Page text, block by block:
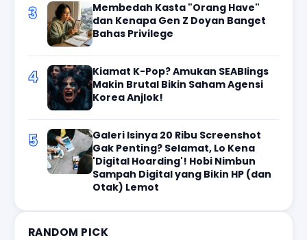
3
Membedah Kasta "Orang Have"
dan Kenapa Gen Z Doyan Banget
Bahas Privilege
4
Kiamat K-Pop? Amukan SEABlings
Makin Brutal Bikin Saham Agensi
Korea Anjlok!
5
Galeri Isinya 20 Ribu Screenshot
Gak Penting? Selamat, Lo Kena
'Digital Hoarding'! Hobi Nimbun
Sampah Digital yang Bikin HP (dan
Otak) Lemot
RANDOM PICK